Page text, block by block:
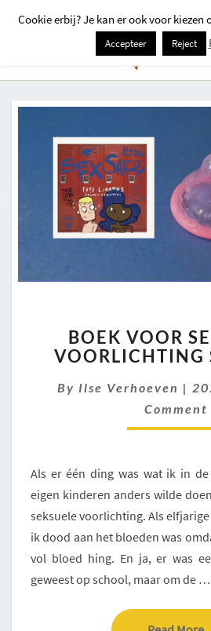
VOOR
SEX
SAFE
BOEK VOOR
VOORLICHTING
By Ilse Verhoeven |
Comment
Als er één ding was wat ik in
eigen kinderen anders wilde
seksuele voorlichting. Als
ik dood aan het bloeden was
vol bloed hing. En ja, er was
geweest op school, maar om de …
Cookie erbij? Je kan er ook voor kiezen
Accepteer Reject